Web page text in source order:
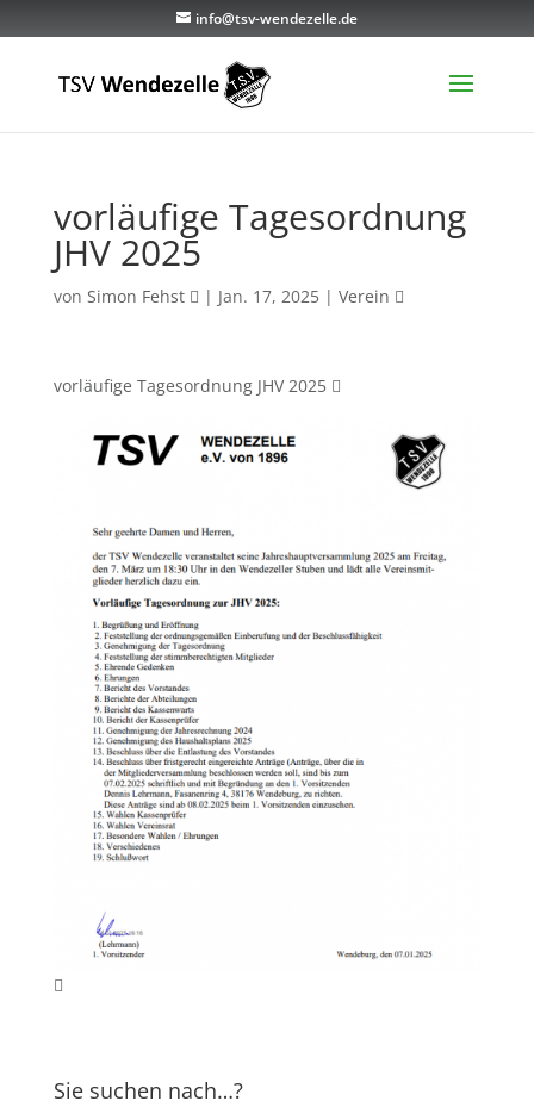
info@tsv-wendezelle.de
vorläufige Tagesordnung
JHV 2025
von Simon Fehst | Jan. 17, 2025| Verein
vorläufige Tagesordnung JHV 2025
Sie suchen nach…?